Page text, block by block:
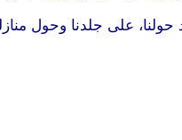
على جلدنا وحول